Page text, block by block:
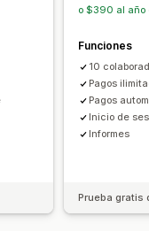
de marca
(ACH)
o $390 al año
Funciones
10
Pagos
Pagos
Inicio de
Informes
Prueba gratis